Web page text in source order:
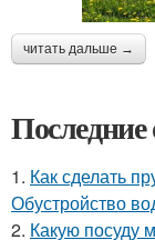
читать дальше →
Последние
1. Как сделать
Обустройство
2. Какую посуду